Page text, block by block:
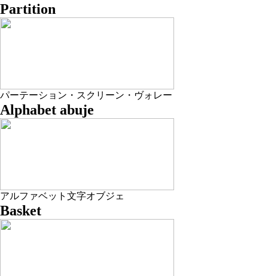
Partition
パーテーション・スクリーン・ヴォレー
Alphabet abuje
アルファベット文字オブジェ
Basket